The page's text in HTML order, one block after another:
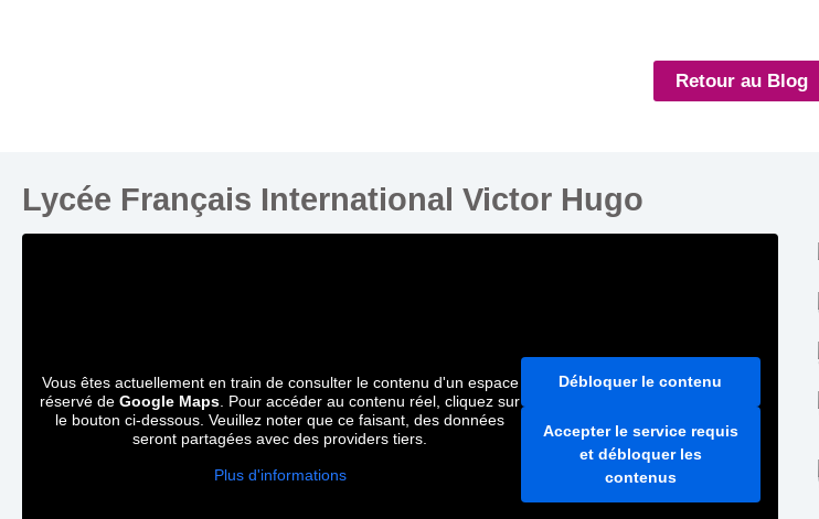
Retour au Blog
Lycée Français International Victor Hugo
Vous êtes actuellement en train de consulter le contenu d'un espace
réservé deGoogle Maps. Pour accéder au contenu réel, cliquez sur
le bouton ci-dessous. Veuillez noter que ce faisant, des données
seront partagées avec des providers tiers.
Plus d'informations
Débloquer le contenu
Accepter le service requis
et débloquer les
contenus